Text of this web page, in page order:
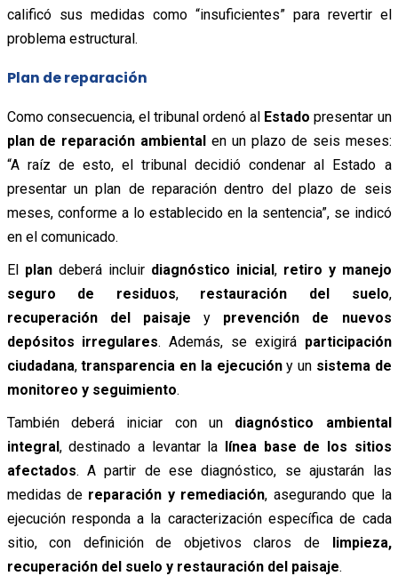
calificó sus medidas como “insuficientes” para revertir el
problema estructural.
Plan de reparación
Como consecuencia, el tribunal ordenó al Estado presentar un
plan de reparación ambiental en un plazo de seis meses:
“A raíz de esto, el tribunal decidió condenar al Estado a
presentar un plan de reparación dentro del plazo de seis
meses, conforme a lo establecido en la sentencia”, se indicó
en el comunicado.
El plandeberá incluir diagnóstico inicial, retiro y manejo
seguro de residuos, restauración del suelo,
recuperación del paisaje y prevención de nuevos
depósitos irregulares. Además, se exigirá participación
ciudadana,transparencia en la ejecucióny un sistema de
monitoreo y seguimiento.
También deberá iniciar con un diagnóstico ambiental
integral, destinado a levantar la línea base de los sitios
afectados. A partir de ese diagnóstico, se ajustarán las
medidas de reparación y remediación, asegurando que la
ejecución responda a la caracterización específica de cada
sitio, con definición de objetivos claros de limpieza,
recuperación del suelo y restauración del paisaje.